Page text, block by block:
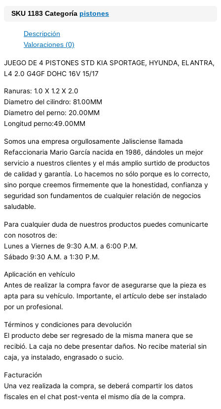
SKU 1183 Categoría pistones
Descripción
Valoraciones (0)
JUEGO DE 4 PISTONES STD KIA SPORTAGE, HYUNDA, ELANTRA,
L4 2.0 G4GF DOHC 16V 15/17
Ranuras: 1.0 X 1.2 X 2.0
Diametro del cilindro: 81.00MM
Diametro del perno: 20.00MM
Longitud perno:49.00MM
Somos una empresa orgullosamente Jalisciense llamada
Refaccionaria Mario García nacida en 1986, dándoles un mejor
servicio a nuestros clientes y el más amplio surtido de productos
de calidad y garantía. Lo hacemos no sólo porque es lo correcto,
sino porque creemos firmemente que la honestidad, confianza y
seguridad son fundamentos de cualquier relación de negocios
saludable.
Para cualquier duda de nuestros productos puedes comunicarte
con nosotros de:
Lunes a Viernes de 9:30 A.M. a 6:00 P.M.
Sábado 9:30 A.M. a 1:30 P.M.
Aplicación en vehículo
Antes de realizar la compra favor de asegurarse que la pieza es
apta para su vehículo. Importante, el artículo debe ser instalado
por un profesional.
Términos y condiciones para devolución
El producto debe ser regresado de la misma manera que se
recibió. La caja no debe presentar daños. No recibe material sin
caja, ya instalado, engrasado o sucio.
Facturación
Una vez realizada la compra, se deberá compartir los datos
fiscales en el chat post-venta el mismo día de la compra.